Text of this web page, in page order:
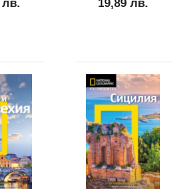
Рим
лв.
19,89 лв.